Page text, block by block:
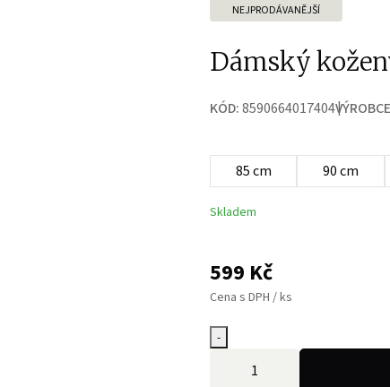
NEJPRODÁVANĚJŠÍ
Dámský
KÓD:8590664017404
85 cm 90 cm
Skladem
599 Kč
Cena s DPH / ks
-